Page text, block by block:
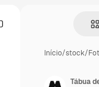
Início/stock/
Tábua